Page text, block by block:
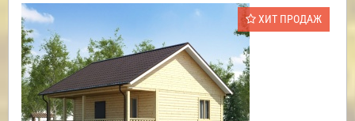
ХИТ ПРОДАЖ